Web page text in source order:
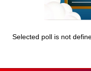
Selected poll is not